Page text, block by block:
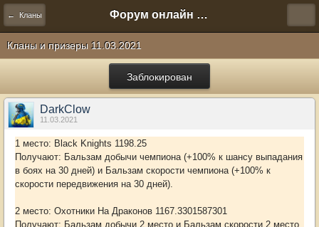
← Кланы Форум онлайн игры "Новая Эра" (Нюра Биз)
Кланы и призеры 11.03.2021
Заблокирован
DarkClow
11.03.2021
1 место: Black Knights 1198.25
Получают: Бальзам добычи чемпиона (+100% к шансу выпадания
в боях на 30 дней) и Бальзам скорости чемпиона (+100% к
скорости передвижения на 30 дней).
2 место: Охотники На Драконов 1167.3301587301
Получают: Бальзам добычи 2 место и Бальзам скорости 2 место